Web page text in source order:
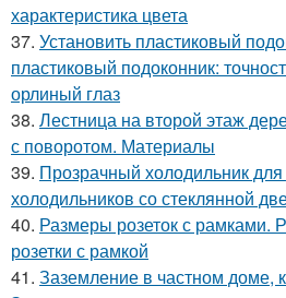
характеристика цвета
37. Установить пластиковый
пластиковый подоконник:
орлиный глаз
38. Лестница на второй этаж
с поворотом. Материалы
39. Прозрачный холодильник
холодильников со стеклянной
40. Размеры розеток с рамками.
розетки с рамкой
41. Заземление в частном доме,